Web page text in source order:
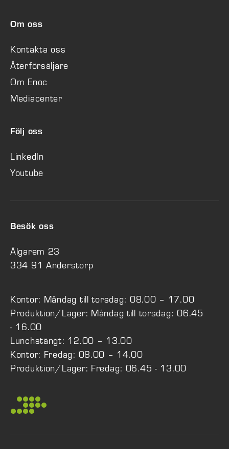
Om oss
Kontakta oss
Återförsäljare
Om Enoc
Mediacenter
Följ oss
LinkedIn
Youtube
Besök oss
Älgarem 23
334 91 Anderstorp
Kontor: Måndag till torsdag: 08.00 – 17.00
Produktion/Lager: Måndag till torsdag: 06.45
- 16.00
Lunchstängt: 12.00 – 13.00
Kontor: Fredag: 08.00 – 14.00
Produktion/Lager: Fredag: 06.45 - 13.00